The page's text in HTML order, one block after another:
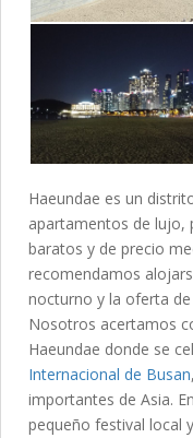
Haeundae es un
apartamentos de lujo,
baratos y de precio
recomendamos
nocturno y la oferta
Nosotros acertamos
Haeundae donde se
Internacional de Busan
importantes de Asia.
pequeño festival local